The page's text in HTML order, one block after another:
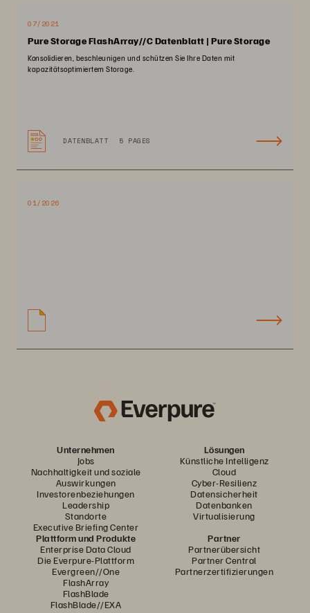
07/2021
Pure Storage FlashArray//C Datenblatt | Pure Storage
Konsolidieren, beschleunigen und schützen Sie Ihre Daten mit
kapazitätsoptimiertem Storage.
DATENBLATT 5 PAGES
01/2026
Unternehmen
Jobs
Nachhaltigkeit und soziale
Auswirkungen
Investorenbeziehungen
Leadership
Standorte
Executive Briefing Center
Lösungen
Künstliche Intelligenz
Cloud
Cyber-Resilienz
Datensicherheit
Datenbanken
Virtualisierung
Plattform und Produkte
Enterprise Data Cloud
Die Everpure-Plattform
Evergreen//One
FlashArray
FlashBlade
FlashBlade//EXA
Partner
Partnerübersicht
Partner Central
Partnerzertifizierungen